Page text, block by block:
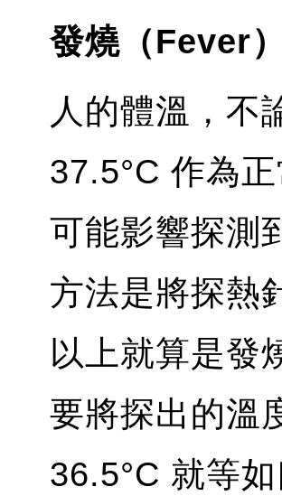
發燒（Fever）
人的體溫，不
37.5°C 作為
可能影響探測
方法是將探熱
以上就算是發
要將探出的溫
36.5°C 就等